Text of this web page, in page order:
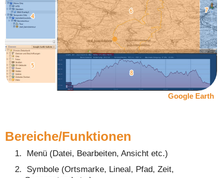
Google Earth
Bereiche/Funktionen
Menü (Datei, Bearbeiten, Ansicht etc.)
Symbole (Ortsmarke, Lineal, Pfad, Zeit,